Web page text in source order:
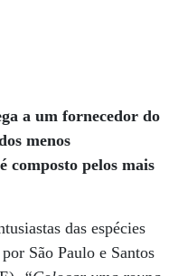
a um fornecedor do
menos
composto pelos mais
das espécies
São Paulo e Santos